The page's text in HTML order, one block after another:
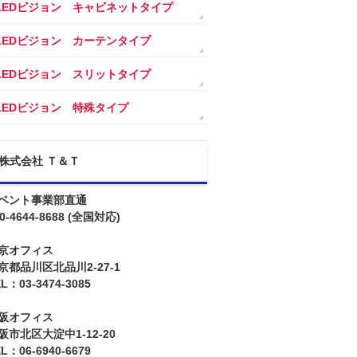
ビジョン キャビネットタイプ
ビジョン カーテンタイプ
ビジョン スリットタイプ
ビジョン 特殊タイプ
式会社 Ｔ＆Ｔ
ント事業部直通
4644-8688 (全国対応)
オフィス
都品川区北品川2-27-1
：03-3474-3085
オフィス
市北区大淀中1-12-20
：06-6940-6679